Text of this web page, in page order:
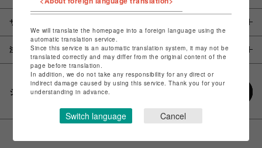
サイズ
注意事項
シェアする
We will translate the homepage into a foreign language using the
automatic translation service.
Since this service is an automatic translation system, it may not be
translated correctly and may differ from the original content of the
page before translation.
In addition, we do not take any responsibility for any direct or
indirect damage caused by using this service. Thank you for your
understanding in advance.
Switch language Cancel